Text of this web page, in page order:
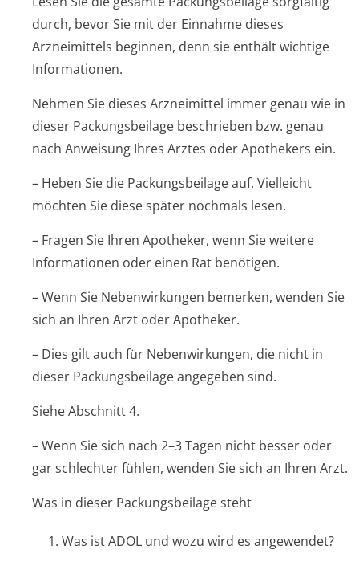
durch, bevor Sie mit der Einnahme dieses
Arzneimittels beginnen, denn sie enthält wichtige
Informationen.
Nehmen Sie dieses Arzneimittel immer genau wie in
dieser Packungsbeilage beschrieben bzw. genau
nach Anweisung Ihres Arztes oder Apothekers ein.
– Heben Sie die Packungsbeilage auf. Vielleicht
möchten Sie diese später nochmals lesen.
– Fragen Sie Ihren Apotheker, wenn Sie weitere
Informationen oder einen Rat benötigen.
– Wenn Sie Nebenwirkungen bemerken, wenden Sie
sich an Ihren Arzt oder Apotheker.
– Dies gilt auch für Nebenwirkungen, die nicht in
dieser Packungsbeilage angegeben sind.
Siehe Abschnitt 4.
– Wenn Sie sich nach 2–3 Tagen nicht besser oder
gar schlechter fühlen, wenden Sie sich an Ihren Arzt.
Was in dieser Packungsbeilage steht
1. Was ist ADOL und wozu wird es angewendet?